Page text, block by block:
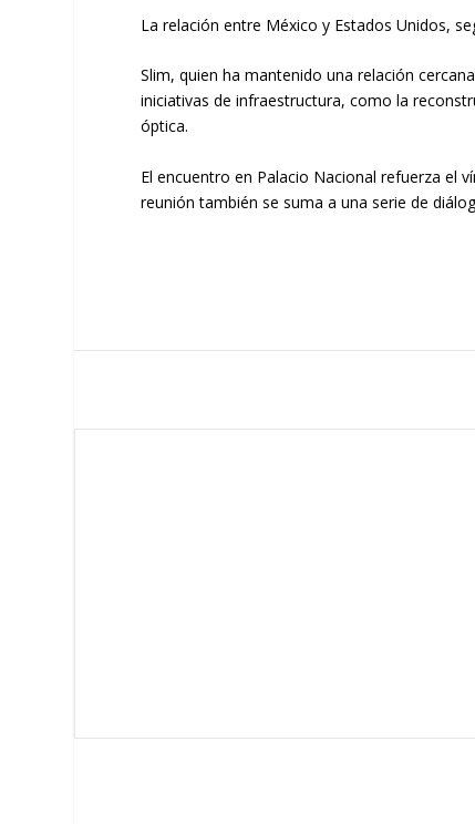
La relación entre México y Estados Unidos,
Slim, quien ha mantenido una relación
iniciativas de infraestructura, como la
óptica.
El encuentro en Palacio Nacional refuerza el
reunión también se suma a una serie de